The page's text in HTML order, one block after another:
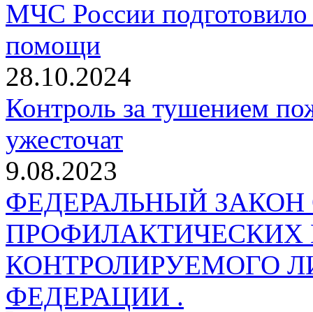
МЧС России
помощи
28.10.2024
Контроль за тушением
ужесточат
9.08.2023
ФЕДЕРАЛЬНЫЙ
КОНТРОЛИРУЕМОГО
ФЕДЕРАЦИИ .